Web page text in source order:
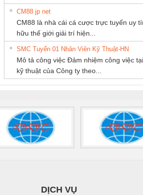
sát chuỗi
tấm pin
16I+
(2502520000)
Bộ chỉnh lưu nguồn
điện TRANSCLINIC
BKE 1K5.4
(7791400879)2. Giá
TY TNHH
DV DAI DONG
ĐỘNG TIẾN
HƯNG
CM88 jp net
CM88 là nhà cái cá cược trực tuyến uy
hữu thế giới giải trí hiện...
SMC Tuyển 01 Nhân Viên Kỹ Thuật-HN
Mô tả công việc Đảm nhiệm công việc
kỹ thuật của Công ty theo...
DỊCH VỤ